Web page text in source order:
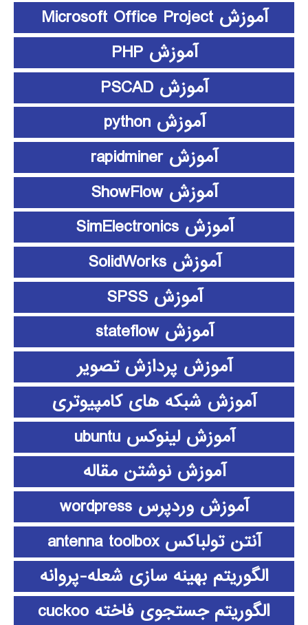
آموزش Microsoft Office Project
آموزش PHP
آموزش PSCAD
آموزش python
آموزش rapidminer
آموزش ShowFlow
آموزش SimElectronics
آموزش SolidWorks
آموزش SPSS
آموزش stateflow
آموزش پردازش تصویر
آموزش شبکه های کامپیوتری
آموزش لینوکس ubuntu
آموزش نوشتن مقاله
آموزش وردپرس wordpress
آنتن تولباکس antenna toolbox
الگوریتم بهینه سازی شعله-پروانه
الگوریتم جستجوی فاخته cuckoo